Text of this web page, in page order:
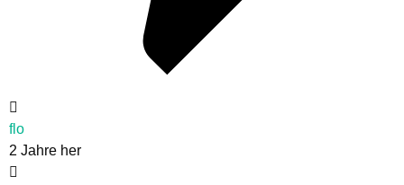
flo
2 Jahre her